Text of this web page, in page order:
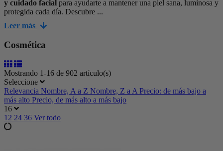
y cuidado facial para ayudarte a mantener una piel sana, luminosa y
protegida cada día. Descubre ...
Leer más
Cosmética
Mostrando 1-16 de 902 artículo(s)
Seleccione
Relevancia Nombre, A a Z Nombre, Z a A Precio: de más bajo a
más alto Precio, de más alto a más bajo
16
12 24 36 Ver todo